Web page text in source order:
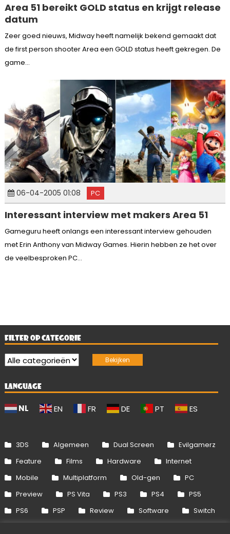
Area 51 bereikt GOLD status en krijgt release
datum
Zeer goed nieuws, Midway heeft namelijk bekend gemaakt dat
de first person shooter Area een GOLD status heeft gekregen. De
game...
06-04-2005 01:08 PC
Interessant interview met makers Area 51
Gameguru heeft onlangs een interessant interview gehouden
met Erin Anthony van Midway Games. Hierin hebben ze het over
de veelbesproken PC...
FILTER OP CATEGORIE
LANGUAGE
NL EN FR DE PT ES
3DS Algemeen Dual Screen
Evilgamerz
Feature
Films Hardware
Internet
Mobile
Multiplatform Old-gen
PC
Preview
PS Vita PS3 PS4
PS5
PS6
PSP Review Software
Switch